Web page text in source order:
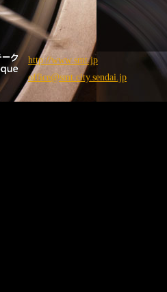
http://www.smt.jp
office@smt.city.sendai.jp